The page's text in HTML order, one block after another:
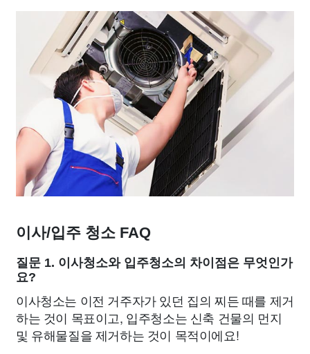
이사/입주 청소 FAQ
질문 1. 이사청소와 입주청소의 차이점은 무엇인가
요?
이사청소는 이전 거주자가 있던 집의 찌든 때를 제거
하는 것이 목표이고, 입주청소는 신축 건물의 먼지
및 유해물질을 제거하는 것이 목적이에요!